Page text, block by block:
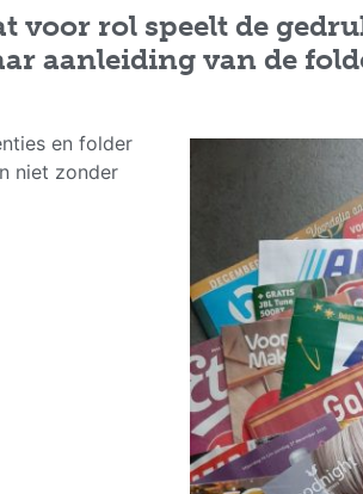
voor rol speelt de
aanleiding van de
en folder
niet zonder